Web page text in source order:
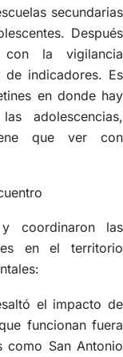
secundarias
Después
la vigilancia
indicadores. Es
en donde hay
adolescencias,
que ver con
coordinaron las
en el territorio
el impacto de
funcionan fuera
como San Antonio